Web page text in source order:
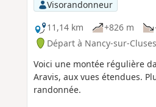
Visorandonneur
11,14 km
+826 m
Départ à Nancy-sur-
Voici une montée régulière
Aravis, aux vues étendues.
randonnée.